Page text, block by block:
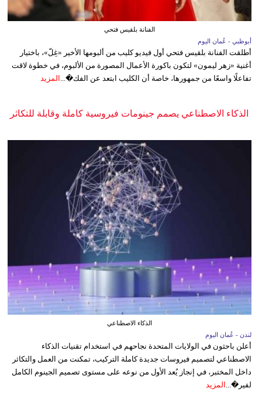
الفنانة بلقيس فتحي
أبوظبي - عُمان اليوم
أطلقت الفنانة بلقيس فتحي أول فيديو كليب من ألبومها الأخير «غِلّ»، باختيار
أغنية «زهر ليمون» لتكون باكورة الأعمال المصورة من الألبوم، في خطوة لاقت
تفاعلًا واسعًا من جمهورها، خاصة أن الكليب ابتعد عن الفك�...
المزيد
الذكاء الاصطناعي يصمم جينومات فيروسية كاملة وقابلة للتكاثر
الذكاء الاصطناعي
لندن - عُمان اليوم
أعلن باحثون في الولايات المتحدة نجاحهم في استخدام تقنيات الذكاء
الاصطناعي لتصميم فيروسات جديدة كاملة التركيب، تمكنت من العمل والتكاثر
داخل المختبر، في إنجاز يُعد الأول من نوعه على مستوى تصميم الجينوم الكامل
لفير�... المزيد